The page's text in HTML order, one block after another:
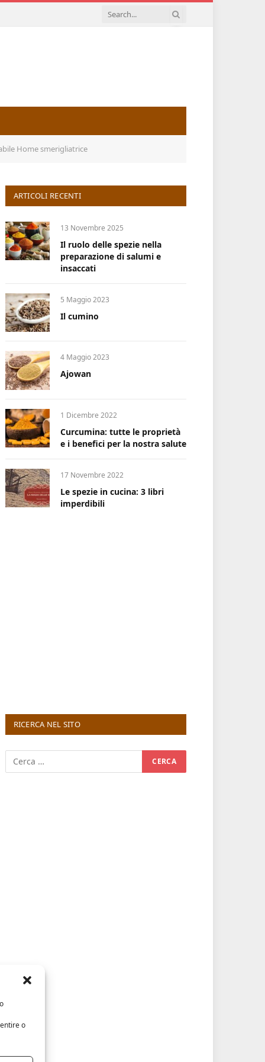
o
Home smerigliatrice
ARTICOLI RECENTI
13 Novembre 2025
Il ruolo delle spezie nella
preparazione di salumi e
insaccati
5 Maggio 2023
Il cumino
4 Maggio 2023
Ajowan
1 Dicembre 2022
Curcumina: tutte le proprietà
e i benefici per la nostra salute
17 Novembre 2022
Le spezie in cucina: 3 libri
imperdibili
RICERCA NEL SITO